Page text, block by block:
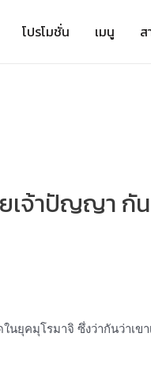
โปรโมชั่น เมนู ส
เจ้าปัญญา กั
ยุคมุโรมาจิ ซึ่งว่ากันว่าเ